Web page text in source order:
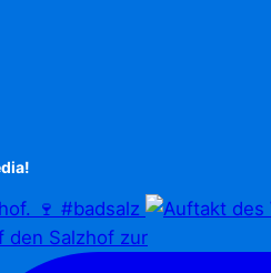
🍷 #badsalz
den Salzhof zur